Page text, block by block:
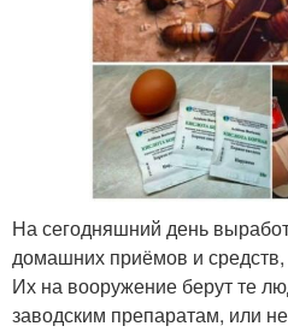
На сегодняшний день
домашних приёмов и
Их на вооружение берут те
заводским препаратам, или